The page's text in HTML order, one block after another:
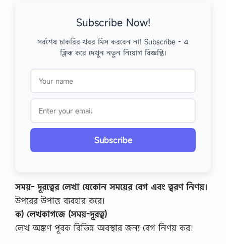
Subscribe Now!
সর্বশেষ চাকরির খবর মিস করবেন না! Subscribe - এ
ক্লিক করে দেখুন নতুন নিয়োগ বিজ্ঞপ্তি।
Subscribe
সময়- দূরত্বের লেখা যেকোন সময়ের বেগ এবং ত্বরণ নিণয়।
উপরের উপাত্ত ব্যবহার করে।
ক) লেখকাগজে (সময়-দূরত্ব)
লেখ অঙ্কণ পূবক বিভিন্ন অবস্থার জন্য বেগ নিণয় কর।